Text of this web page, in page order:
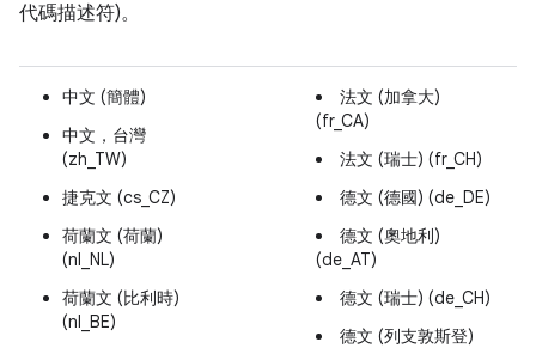
代碼描述符)。
中文 (簡體)
中文，台灣
(zh_TW)
捷克文 (cs_CZ)
荷蘭文 (荷蘭)
(nl_NL)
荷蘭文 (比利時)
(nl_BE)
法文 (加拿大)
(fr_CA)
法文 (瑞士) (fr_CH)
德文 (德國) (de_DE)
德文 (奧地利)
(de_AT)
德文 (瑞士) (de_CH)
德文 (列支敦斯登)